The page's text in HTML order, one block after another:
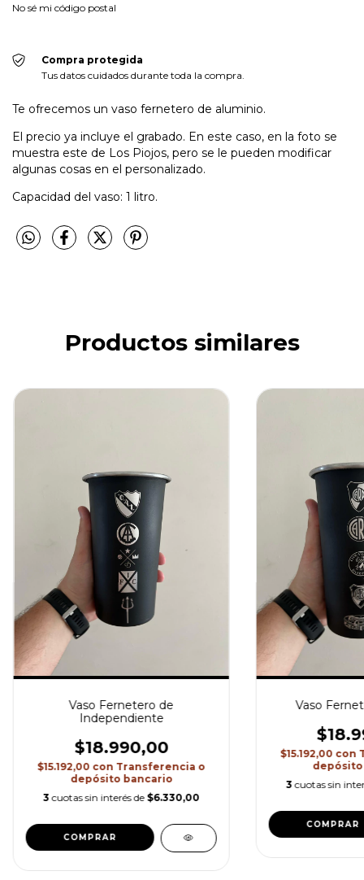
No sé mi código postal
Compra protegida
Tus datos cuidados durante toda la compra.
Te ofrecemos un vaso fernetero de aluminio.
El precio ya incluye el grabado. En este caso, en la foto se
muestra este de Los Piojos, pero se le pueden modificar
algunas cosas en el personalizado.
Capacidad del vaso: 1 litro.
Productos similares
Vaso Fernetero de
Independiente
$18.990,00
$15.192,00 con Transferencia o
depósito bancario
3 cuotas sin interés de $6.330,00
Vaso
$15.192,00 con
3 cuotas sin